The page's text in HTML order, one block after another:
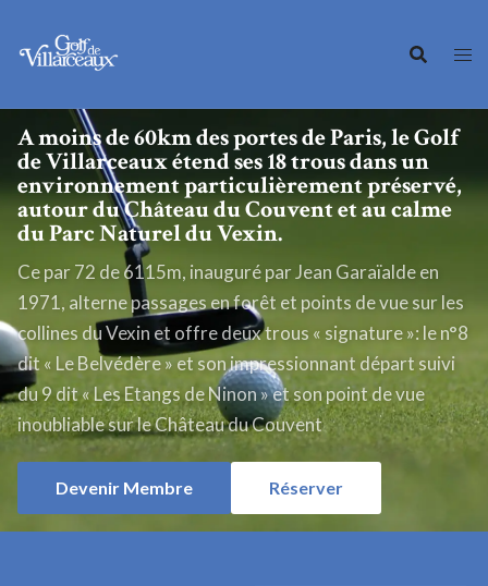
A moins de 60km des portes de Paris, le Golf
de Villarceaux étend ses 18 trous dans un
environnement particulièrement préservé,
autour du Château du Couvent et au calme
du Parc Naturel du Vexin.
Ce par 72 de 6115m, inauguré par Jean Garaïalde en
1971, alterne passages en forêt et points de vue sur les
collines du Vexin et offre deux trous « signature »: le n°8
dit « Le Belvédère » et son impressionnant départ suivi
du 9 dit « Les Etangs de Ninon » et son point de vue
inoubliable sur le Château du Couvent
Devenir Membre Réserver